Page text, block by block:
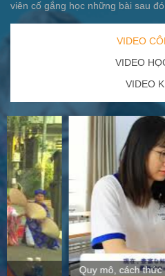
viên cố gắng học những bài sau đó
VIDEO
VIDEO
VIDEO
Quy mô, cách thức hoạt động